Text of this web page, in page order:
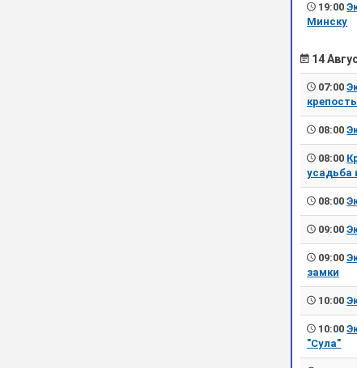
19:00
Минску
14
07:00
08:00
08:00
усадьба
08:00
09:00
09:00
замки
10:00
10:00
"Сула"